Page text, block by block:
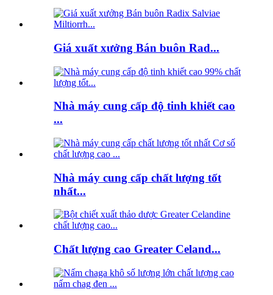
Giá xuất xưởng Bán buôn Rad...
Nhà máy cung cấp độ tinh khiết cao
...
Nhà máy cung cấp chất lượng tốt
nhất...
Chất lượng cao Greater Celand...